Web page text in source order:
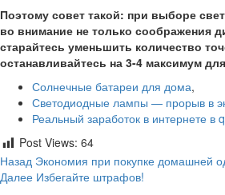
Поэтому совет такой: при выборе
во внимание не только соображения
старайтесь уменьшить количество
останавливайтесь на 3-4 максимум
Солнечные батареи для дома,
Светодиодные лампы — прорыв в
Реальный заработок в интернете в
Post Views: 64
Продолжить
Назад Экономия при покупке домашней
Далее Избегайте штрафов!